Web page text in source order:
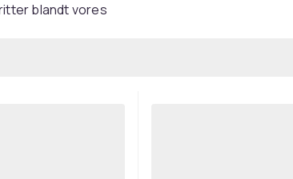
blandt vores